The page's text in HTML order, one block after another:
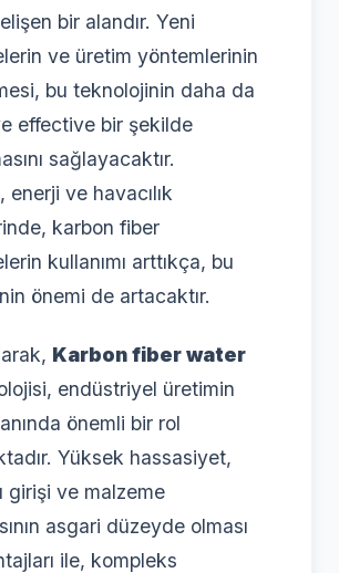
bir alandır. Yeni
ve üretim yöntemlerinin
bu teknolojinin daha da
effective bir şekilde
sağlayacaktır.
enerji ve havacılık
karbon fiber
kullanımı arttıkça, bu
önemi de artacaktır.
Karbon fiber water
endüstriyel üretimin
önemli bir rol
Yüksek hassasiyet,
girişi ve malzeme
asgari düzeyde olması
ile, kompleks